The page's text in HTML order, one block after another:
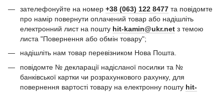
зателефонуйте на номер +38 (063) 122 8477 та повідомте
про намір повернути оплачений товар або надішліть
електронний лист на пошту hit-kamin@ukr.net з темою
листа "Повернення або обмін товару";
надішліть нам товар перевізником Нова Пошта.
повідомте № декларації надісланої посилки та №
банківської картки чи розрахункового рахунку, для
повернення вартості товару на електронну пошту hit-